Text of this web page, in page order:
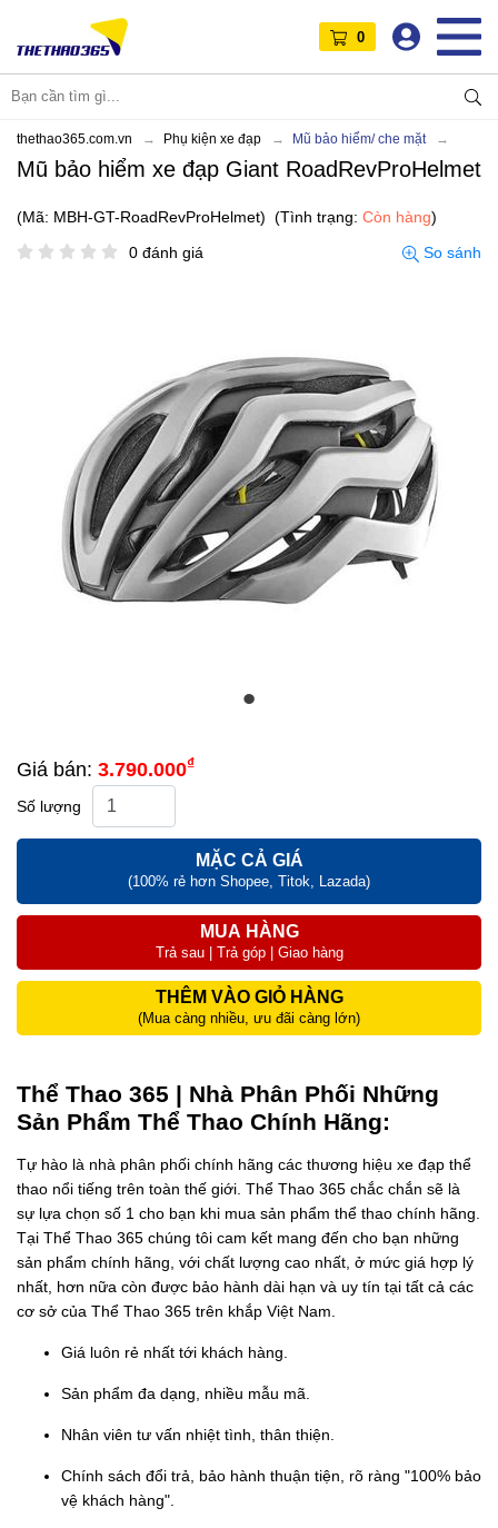
0
thethao365.com.vn Phụ kiện xe đạp Mũ bảo hiểm/ che mặt
Mũ bảo hiểm xe đạp Giant RoadRevProHelmet
(Mã: MBH-GT-RoadRevProHelmet) (Tình trạng: Còn hàng)
0 đánh giá
So sánh
Giá bán: 3.790.000₫
Số lượng
MẶC CẢ GIÁ
(100% rẻ hơn Shopee, Titok, Lazada)
MUA HÀNG
Trả sau | Trả góp | Giao hàng
THÊM VÀO GIỎ HÀNG
(Mua càng nhiều, ưu đãi càng lớn)
Thể Thao 365 | Nhà Phân Phối Những
Sản Phẩm Thể Thao Chính Hãng:
Tự hào là nhà phân phối chính hãng các thương hiệu xe đạp thể
thao nổi tiếng trên toàn thế giới. Thể Thao 365 chắc chắn sẽ là
sự lựa chọn số 1 cho bạn khi mua sản phẩm thể thao chính hãng.
Tại Thể Thao 365 chúng tôi cam kết mang đến cho bạn những
sản phẩm chính hãng, với chất lượng cao nhất, ở mức giá hợp lý
nhất, hơn nữa còn được bảo hành dài hạn và uy tín tại tất cả các
cơ sở của Thể Thao 365 trên khắp Việt Nam.
Giá luôn rẻ nhất tới khách hàng.
Sản phẩm đa dạng, nhiều mẫu mã.
Nhân viên tư vấn nhiệt tình, thân thiện.
Chính sách đổi trả, bảo hành thuận tiện, rõ ràng "100% bảo
vệ khách hàng".